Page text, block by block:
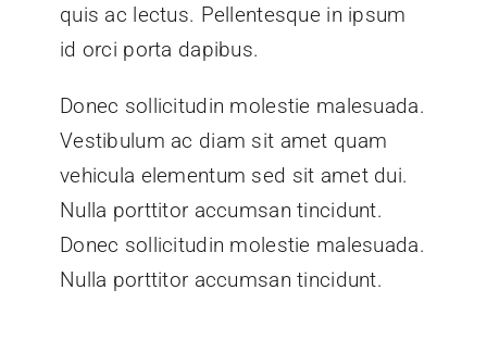
quis ac lectus. Pellentesque in ipsum
id orci porta dapibus.
Donec sollicitudin molestie malesuada.
Vestibulum ac diam sit amet quam
vehicula elementum sed sit amet dui.
Nulla porttitor accumsan tincidunt.
Donec sollicitudin molestie malesuada.
Nulla porttitor accumsan tincidunt.